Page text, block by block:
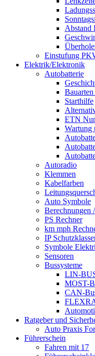
Einstufung
Elektrik/Elektronik
Autobatterie
Starthilfe
ETN
Wartung
Autoradio
Klemmen
Kabelfarben
Auto Symbole
Berechnungen
PS Rechner
km mph
IP
Symbole
Sensoren
Bussysteme
LIN-
MOST-
CAN-
Ratgeber und
Auto Praxis
Führerschein
Fahren mit 17